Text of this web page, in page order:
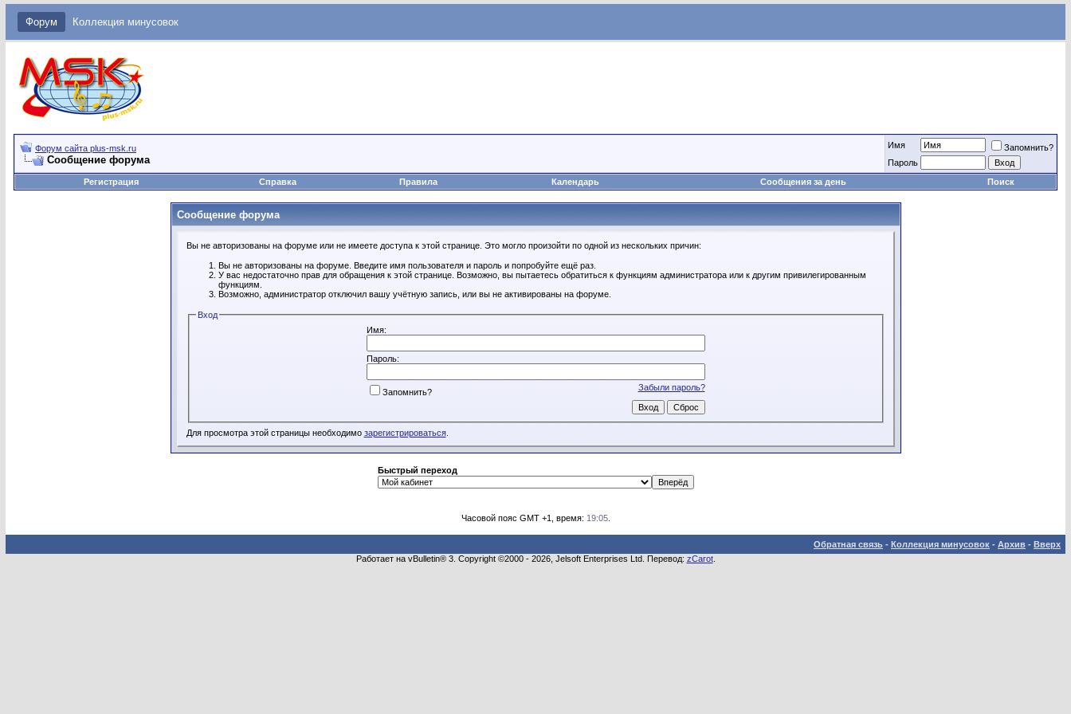
Форум Коллекция минусовок
Форум сайта plus-msk.ru
Сообщение форума
Имя
Запомнить?
Пароль
Регистрация
Справка Правила Календарь Сообщения за день Поиск
Сообщение форума
Вы не авторизованы на форуме или не имеете доступа к этой странице. Это могло произойти по одной из нескольких причин:
Вы не авторизованы на форуме. Введите имя пользователя и пароль и попробуйте ещё раз.
У вас недостаточно прав для обращения к этой странице. Возможно, вы пытаетесь обратиться к функциям администратора или к другим привилегированным
функциям.
Возможно, администратор отключил вашу учётную запись, или вы не активированы на форуме.
Вход
Имя:
Пароль:
Забыли пароль?
Запомнить?
Для просмотра этой страницы необходимо зарегистрироваться.
Быстрый переход
Часовой пояс GMT +1, время: 19:05.
Обратная связь - Коллекция минусовок - Архив - Вверх
Работает на vBulletin® 3. Copyright ©2000 - 2026, Jelsoft Enterprises Ltd. Перевод: zCarot.